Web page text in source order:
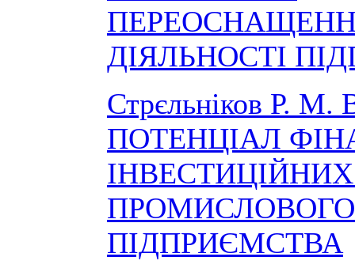
ДІЯЛЬНОСТІ
Стрєльніков Р.
ПОТЕНЦІАЛ
ПРОМИСЛОВОГО
ПІДПРИЄМСТВА